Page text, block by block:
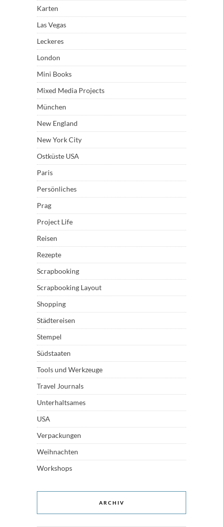
Karten
Las Vegas
Leckeres
London
Mini Books
Mixed Media Projects
München
New England
New York City
Ostküste USA
Paris
Persönliches
Prag
Project Life
Reisen
Rezepte
Scrapbooking
Scrapbooking Layout
Shopping
Städtereisen
Stempel
Südstaaten
Tools und Werkzeuge
Travel Journals
Unterhaltsames
USA
Verpackungen
Weihnachten
Workshops
ARCHIV